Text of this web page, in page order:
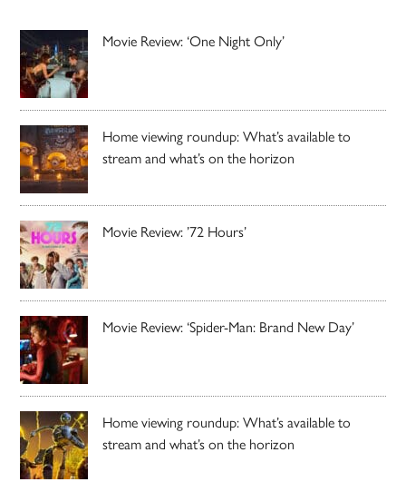
Movie Review: ‘One Night Only’
Home viewing roundup: What’s available to
stream and what’s on the horizon
Movie Review: ’72 Hours’
Movie Review: ‘Spider-Man: Brand New Day’
Home viewing roundup: What’s available to
stream and what’s on the horizon